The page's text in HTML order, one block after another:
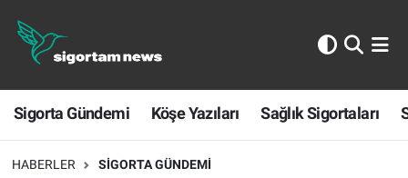
Sigorta Gündemi Köşe Yazıları Sağlık Sigortaları
HABERLER SIGORTA GÜNDEMI
Sigorta Gündemi
Köşe Yazıları
Sağlık Sigortaları